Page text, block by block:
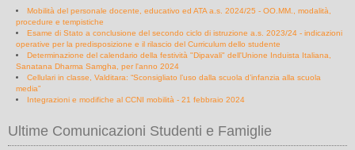
Mobilità del personale docente, educativo ed ATA a.s. 2024/25 - OO.MM., modalità,
procedure e tempistiche
Esame di Stato a conclusione del secondo ciclo di istruzione a.s. 2023/24 - indicazioni
operative per la predisposizione e il rilascio del Curriculum dello studente
Determinazione del calendario della festività "Dipavali" dell'Unione Induista Italiana,
Sanatana Dharma Samgha, per l'anno 2024
Cellulari in classe, Valditara: “Sconsigliato l’uso dalla scuola d’infanzia alla scuola
media”
Integrazioni e modifiche al CCNI mobilità - 21 febbraio 2024
Ultime Comunicazioni Studenti e Famiglie